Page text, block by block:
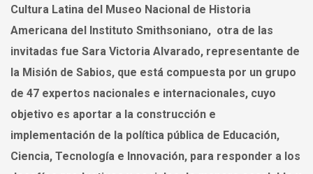
Cultura Latina del Museo Nacional de Historia
Americana del Instituto Smithsoniano, otra de las
invitadas fue Sara Victoria Alvarado, representante de
la Misión de Sabios, que está compuesta por un grupo
de 47 expertos nacionales e internacionales, cuyo
objetivo es aportar a la construcción e
implementación de la política pública de Educación,
Ciencia, Tecnología e Innovación, para responder a los